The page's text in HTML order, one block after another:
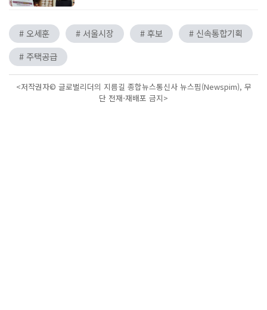
# 오세훈 # 서울시장 # 후보
# 신속통합기획
# 주택공급
<저작권자© 글로벌리더의 지름길 종합뉴스통신사 뉴스핌(Newspim), 무
단 전재-재배포 금지>